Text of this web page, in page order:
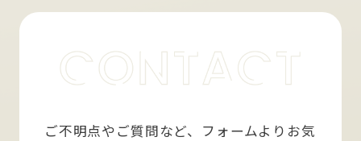
ご不明点やご質問など、フォームよりお気